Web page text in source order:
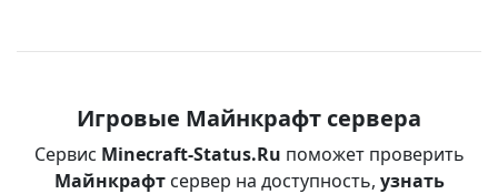
Игровые Майнкрафт сервера
Сервис Minecraft-Status.Ru поможет проверить
Майнкрафтсервер на доступность, узнать